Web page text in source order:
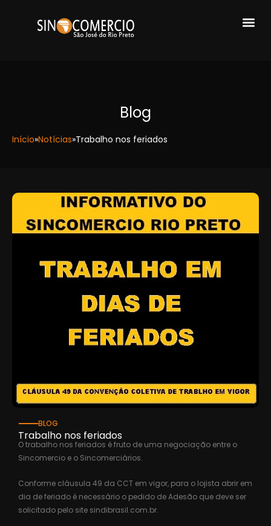
Blog
Início»Notícias»Trabalho nos feriados
BLOG
Trabalho nos feriados
O trabalho nos feriados é fruto de uma negociação entre o
Sincomercio e o Sincomerciários.
Conforme cláusula 49 da CCT em vigor, para o lojista abrir em
dia de feriado é necessário o pedido de Adesão que deve ser
solicitado pelo site sindibrasil.com.br.